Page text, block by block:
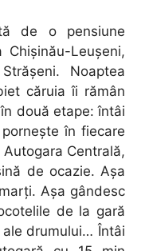
de o pensiune
Leușeni,
Noaptea
căruia îi rămân
două etape: întâi
în fiecare
Centrală,
de ocazie. Așa
Așa gândesc
de la gară
drumului… Întâi